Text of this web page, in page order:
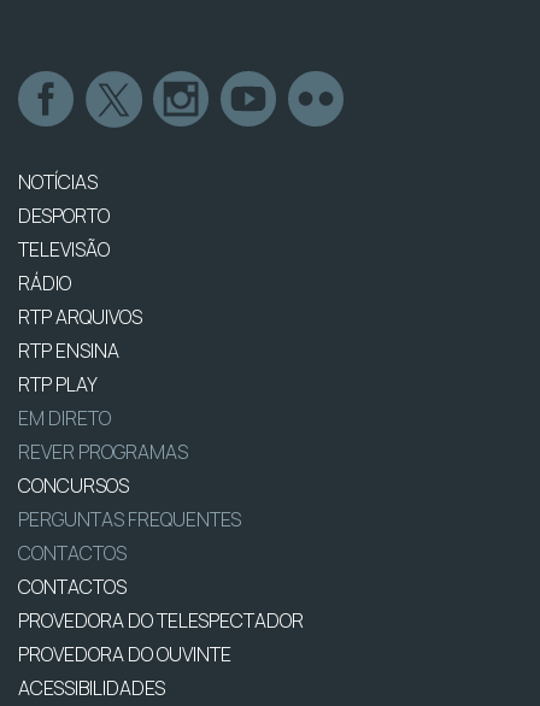
NOTÍCIAS
DESPORTO
TELEVISÃO
RÁDIO
RTP ARQUIVOS
RTP ENSINA
RTP PLAY
EM DIRETO
REVER PROGRAMAS
CONCURSOS
PERGUNTAS FREQUENTES
CONTACTOS
CONTACTOS
PROVEDORA DO TELESPECTADOR
PROVEDORA DO OUVINTE
ACESSIBILIDADES